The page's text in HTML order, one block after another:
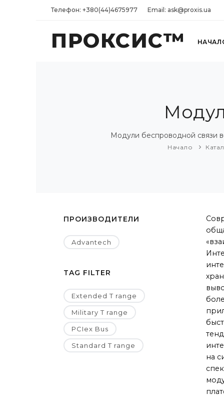
Телефон: +380(44)4675977 Email: ask@proxis.ua
ПРОКСИС™
Модули беспроводной связи
Начало
ПРОИЗВОДИТЕЛИ
Advantech
TAG FILTER
Extended T range
Military T range
PCIex Bus
Standard T range
на